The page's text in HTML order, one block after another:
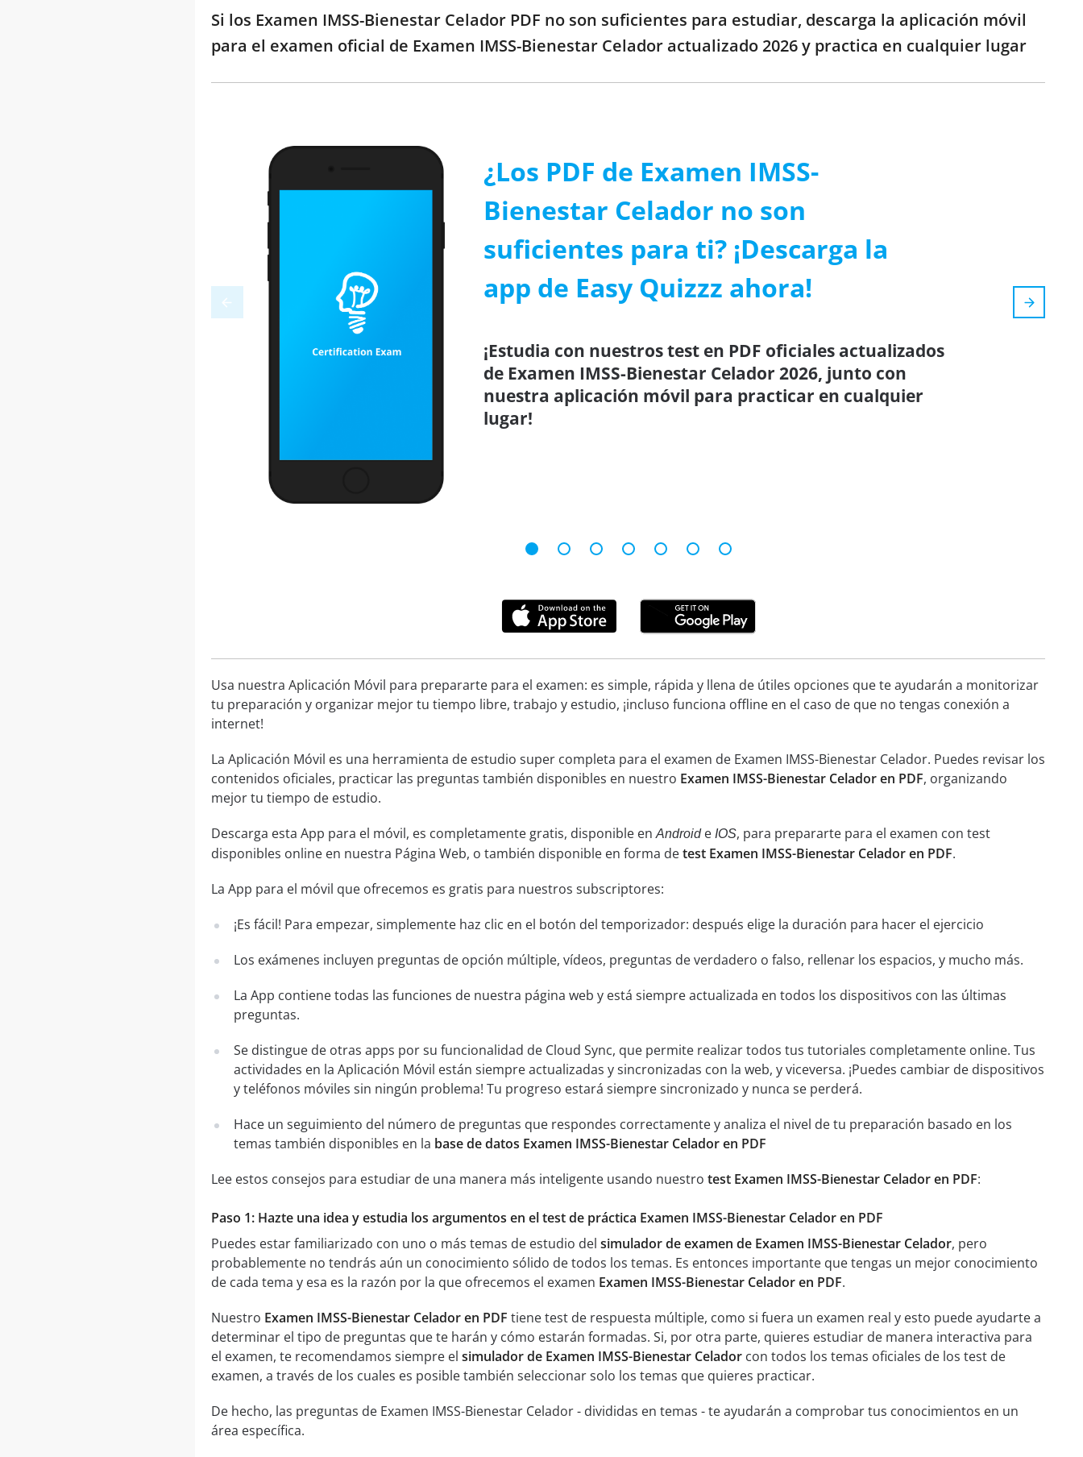
Si los Examen IMSS-Bienestar Celador PDF no son suficientes para estudiar, descarga la aplicación móvil
para el examen oficial de Examen IMSS-Bienestar Celador actualizado 2026 y practica en cualquier lugar
¿Los PDF de Examen IMSS-
Bienestar Celador no son
suficientes para ti? ¡Descarga la
app de Easy Quizzz ahora!
¡Estudia con nuestros test en PDF oficiales actualizados
de Examen IMSS-Bienestar Celador 2026, junto con
nuestra aplicación móvil para practicar en cualquier
lugar!
Usa nuestra Aplicación Móvil para prepararte para el examen: es simple, rápida y llena de útiles opciones que te ayudarán a monitorizar
tu preparación y organizar mejor tu tiempo libre, trabajo y estudio, ¡incluso funciona offline en el caso de que no tengas conexión a
internet!
La Aplicación Móvil es una herramienta de estudio super completa para el examen de Examen IMSS-Bienestar Celador. Puedes revisar los
contenidos oficiales, practicar las preguntas también disponibles en nuestro Examen IMSS-Bienestar Celador en PDF, organizando
mejor tu tiempo de estudio.
Descarga esta App para el móvil, es completamente gratis, disponible enAndroide IOS, para prepararte para el examen con test
disponibles online en nuestra Página Web, o también disponible en forma detest Examen IMSS-Bienestar Celador en PDF.
La App para el móvil que ofrecemos es gratis para nuestros subscriptores:
¡Es fácil! Para empezar, simplemente haz clic en el botón del temporizador: después elige la duración para hacer el ejercicio
Los exámenes incluyen preguntas de opción múltiple, vídeos, preguntas de verdadero o falso, rellenar los espacios, y mucho más.
La App contiene todas las funciones de nuestra página web y está siempre actualizada en todos los dispositivos con las últimas
preguntas.
Se distingue de otras apps por su funcionalidad de Cloud Sync, que permite realizar todos tus tutoriales completamente online. Tus
actividades en la Aplicación Móvil están siempre actualizadas y sincronizadas con la web, y viceversa. ¡Puedes cambiar de dispositivos
y teléfonos móviles sin ningún problema! Tu progreso estará siempre sincronizado y nunca se perderá.
Hace un seguimiento del número de preguntas que respondes correctamente y analiza el nivel de tu preparación basado en los
temas también disponibles en la base de datos Examen IMSS-Bienestar Celador en PDF
Lee estos consejos para estudiar de una manera más inteligente usando nuestro test Examen IMSS-Bienestar Celador en PDF:
Paso 1: Hazte una idea y estudia los argumentos en el test de práctica Examen IMSS-Bienestar Celador en PDF
Puedes estar familiarizado con uno o más temas de estudio del simulador de examen de Examen IMSS-Bienestar Celador, pero
probablemente no tendrás aún un conocimiento sólido de todos los temas. Es entonces importante que tengas un mejor conocimiento
de cada tema y esa es la razón por la que ofrecemos el examen Examen IMSS-Bienestar Celador en PDF.
Nuestro Examen IMSS-Bienestar Celador en PDF tiene test de respuesta múltiple, como si fuera un examen real y esto puede ayudarte a
determinar el tipo de preguntas que te harán y cómo estarán formadas. Si, por otra parte, quieres estudiar de manera interactiva para
el examen, te recomendamos siempre el simulador de Examen IMSS-Bienestar Celadorcon todos los temas oficiales de los test de
examen, a través de los cuales es posible también seleccionar solo los temas que quieres practicar.
De hecho, las preguntas de Examen IMSS-Bienestar Celador - divididas en temas - te ayudarán a comprobar tus conocimientos en un
área específica.